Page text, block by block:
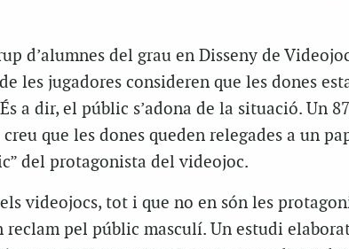
d’alumnes del grau en Disseny de
les jugadores consideren que les dones
a dir, el públic s’adona de la situació. Un
que les dones queden relegades a un
del protagonista del videojoc.
videojocs, tot i que no en són les
reclam pel públic masculí. Un estudi